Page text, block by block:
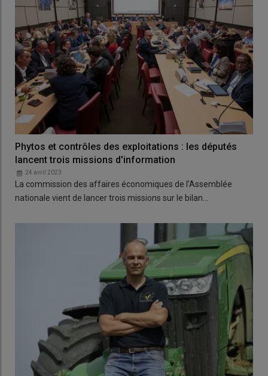
Phytos et contrôles des exploitations : les députés
lancent trois missions d'information
24 avril 2023
La commission des affaires économiques de l’Assemblée
nationale vient de lancer trois missions sur le bilan…